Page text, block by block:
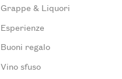
Grappe & Liquori
Esperienze
Buoni regalo
Vino sfuso